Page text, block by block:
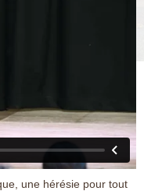
une hérésie pour tout